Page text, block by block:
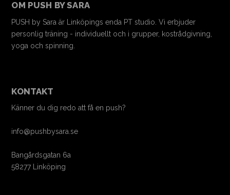
OM PUSH BY SARA
PUSH by Sara är Linköpings enda PT studio. Vi erbjuder
personlig träning - individuellt och i grupper, kostrådgivning,
yoga och spinning.
KONTAKT
Känner du dig redo att få en push?
info@pushbysara.se
Bangårdsgatan 6a
58277 Linköping